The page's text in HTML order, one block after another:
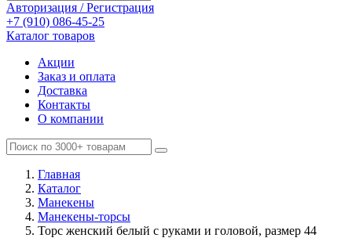
Авторизация / Регистрация
+7 (910) 086-45-25
Каталог товаров
Акции
Заказ и оплата
Доставка
Контакты
О компании
Главная
Каталог
Манекены
Манекены-торсы
Торс женский белый с руками и головой, размер 44